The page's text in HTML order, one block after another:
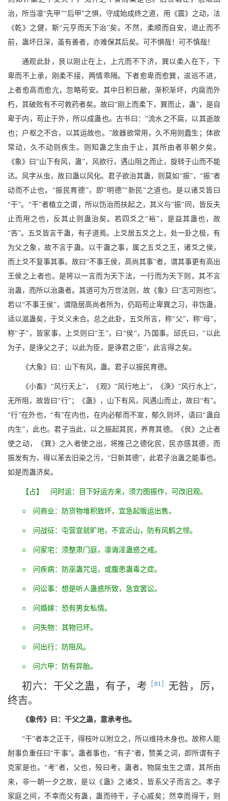
治，所当凛“先甲”“后甲”之惧，守成始成终之道，用《震》之动，法
《乾》之健，斯“元亨而天下治”矣。不然，柔顺而自安，退止而不
前，蛊坏日深，虽有善者，亦难保其后矣。可不惧哉！可不慎哉！
通观此卦，艮以刚止在上，上亢而不下济，巽以柔入在下，下
卑而不上承，刚柔不接，两情乖隔。下者愈卑而愈巽，逡巡不进，
上者愈高而愈亢，忽略苟安。其中日积日敝，渐积渐坏，内腐而外
朽，其破败有不可救药者矣。故曰“刚上而柔下，巽而止，蛊”，是自
卑于内，苟止于外，所以成蛊也。古书曰：“流水之不腐，以其逝故
也；户枢之不合，以其运故也。”故器欲常用，久不用则蠹生；体欲
常动，久不动则疾生。则知蛊之生由于止，其所由者非朝夕矣。
《象》曰“山下有风，蛊”，风欲行，遇山阻之而止，旋转于山而不能
达。风字从虫，故曰蛊以风化。君子欲治其蛊，则莫如“振”，“振”者
动而不止也。“振民育德”，即“明德”“新民”之道也。是以诸爻皆曰
“干”。“干”者植立之谓，所以饬治而扶起之，其义与“振”同，皆反夫
止而用之也，反其止则蛊治矣。若四爻之“裕”，是益其蛊也，故
“吝”。五爻皆言干蛊，有子道焉。上爻居五爻之上，处一卦之极，有
为父之象，故不言于蛊。以干蛊之事，属之五爻之王，诸爻之侯，
而上爻不复事其事。故曰“不事王侯，高尚其事”者，谓其事更有高出
王侯之上者也。是将以一言而为天下法，一行而为天下则，其不言
治蛊，而所以治蛊者。其道可为万世法则，故《象》曰“志可则也”。
若以“不事王侯”，谓隐居高尚者所为，仍蹈苟止卑巽之习，非饬蛊，
适以滋蛊矣，于爻义未合。总之此卦，五爻所言，称“父”，称“母”，
称“子”，皆家事，上爻则曰“王”，曰“侯”，乃国事。邱氏曰，“以此
为子，是诤父之子；以此为臣，是诤君之臣”，此言得之矣。
《大象》曰：山下有风，蛊。君子以振民育德。
《小畜》“风行天上”，《观》“风行地上”，《涣》“风行水上”，
无所阻，故皆曰“行”；《蛊》，山下有风，风遇山而止，故曰“有”。
“行”在外也，“有”在内也，在内必郁而不宣，郁久则坏，语曰“蛊自
内生”，此也。君子当此，以之振起其民，养育其德。《艮》之止者
使之动，《巽》之入者使之出，将推己之德化民，民亦感其德，而
振发有为，得以革去旧染之污，“日新其德”，此君子治蛊之能事也。
如是而蛊济矣。
【占】 问时运：目下好运方来，须力图振作，可改旧观。
○ 问商业：防货物堆积致坏，宜急起贩运出售。
○ 问战征：屯营宜就旷地，不宜近山，防有风鹤之惊。
○ 问家宅：须整肃门庭，凛诲淫蛊惑之戒。
○ 问疾病：防巫蛊咒诅，或腹患蛊毒之症。
○ 问讼事：想是听人蛊惑所致，急宜罢讼。
○ 问婚嫁：恐有男女私情。
○ 问失物：其物已坏。
○ 问出行：防阻风。
○ 问六甲：防有异胎。
初六：干父之蛊，有子，考 ［81］ 无咎，厉，
终吉。
《象传》曰：干父之蛊，意承考也。
“干”者本之正干，得枝叶以附立之，所以维持木身也。故称人能
耐事负重任曰“干事”。蛊者事也，“有子”者，赞美之词，即所谓有子
克家是也。“考”者，父也，殁曰考。蛊者，物腐虫生之谓，其所由
来，非一朝一夕之故，是以《蛊》之诸爻，皆系父子而言之。孝子
家庭之间，不幸而父有蛊，蛊而待干，子心戚矣；然幸而得干，则